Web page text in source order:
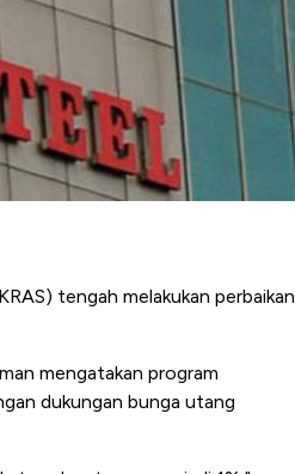
tengah melakukan perbaikan
mengatakan program
dukungan bunga utang